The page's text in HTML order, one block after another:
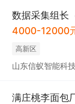
数据采集组长
4000-12000
高新区
山东信蚁智能科
满庄桃李面包